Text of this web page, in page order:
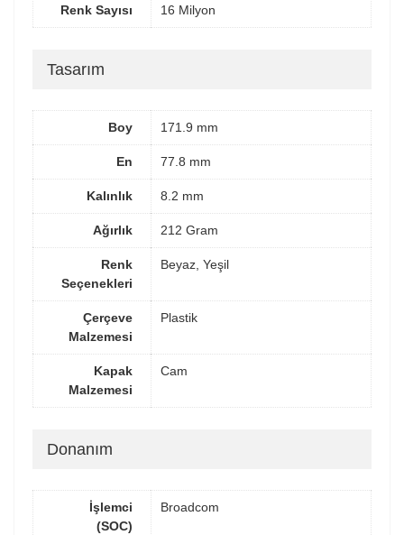
Renk Sayısı 16 Milyon
Tasarım
Boy 171.9 mm
En 77.8 mm
Kalınlık 8.2 mm
Ağırlık 212 Gram
Renk
Seçenekleri
Beyaz, Yeşil
Çerçeve
Malzemesi
Plastik
Kapak
Malzemesi
Cam
Donanım
İşlemci
(SOC)
Broadcom